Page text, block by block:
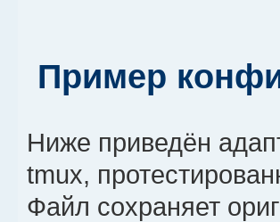
Пример
Ниже приведён
tmux,
Файл сохраняет